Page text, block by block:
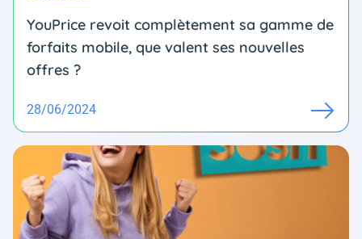
YouPrice revoit complètement sa gamme de
forfaits mobile, que valent ses nouvelles
offres ?
28/06/2024